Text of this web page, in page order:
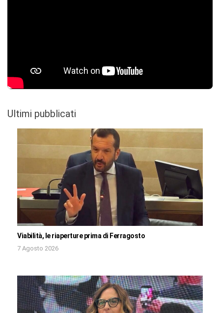
Ultimi pubblicati
Viabilità, le riaperture prima di Ferragosto
7 Agosto 2026